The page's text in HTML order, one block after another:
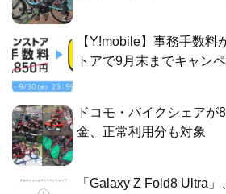
【Y!mobile】事務手数料
トアで9月末までキャン
ドコモ・バイクシェアが
金、正常利用分も対象
「Galaxy Z Fold8 Ultra